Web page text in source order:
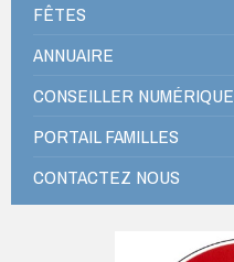
FÊTES
ANNUAIRE
CONSEILLER NUMÉRIQUE
PORTAIL FAMILLES
CONTACTEZ NOUS